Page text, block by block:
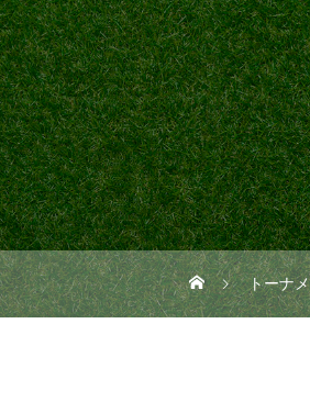
トーナ